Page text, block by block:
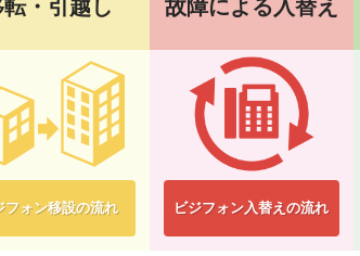
・引越し
フォン移設の流れ
故障による入替え
ビジフォン入替えの流れ